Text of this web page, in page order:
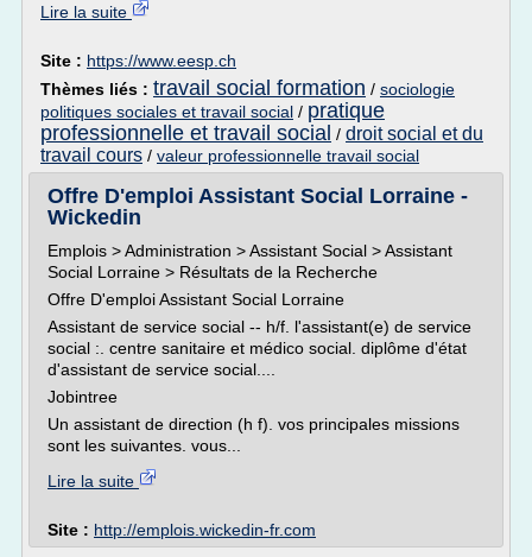
Lire la suite
Site : https://www.eesp.ch
Thèmes liés : travail social formation / sociologie
politiques sociales et travail social / pratique
professionnelle et travail social / droit social et du
travail cours / valeur professionnelle travail social
Offre D'emploi Assistant Social Lorraine -
Wickedin
Emplois > Administration > Assistant Social > Assistant
Social Lorraine > Résultats de la Recherche
Offre D'emploi Assistant Social Lorraine
Assistant de service social -- h/f. l'assistant(e) de service
social :. centre sanitaire et médico social. diplôme d'état
d'assistant de service social....
Jobintree
Un assistant de direction (h f). vos principales missions
sont les suivantes. vous...
Lire la suite
Site : http://emplois.wickedin-fr.com